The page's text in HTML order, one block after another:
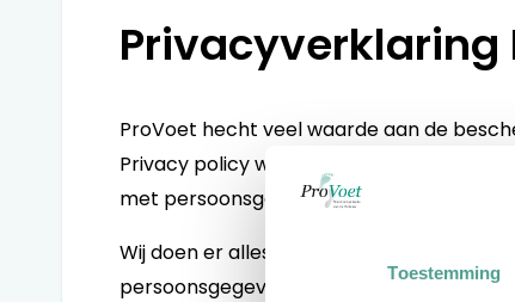
Toestemming
Privacyverklaring
ProVoet hecht veel waarde aan de
Privacy policy willen we heldere en
met persoonsgegevens.
Wij doen er alles aan om jouw privacy te
persoonsgegevens. ProVoet houdt zich